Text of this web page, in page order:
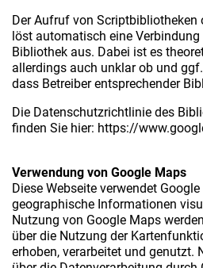
Der Aufruf von
löst automatisch eine Verbindung
Bibliothek aus. Dabei ist es
allerdings auch unklar ob und
dass Betreiber entsprechender
Die Datenschutzrichtlinie des
finden Sie hier: https://
Verwendung von Google Maps
Diese Webseite verwendet
geographische Informationen
Nutzung von Google Maps
über die Nutzung der
erhoben, verarbeitet und genutzt.